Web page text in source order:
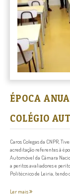
ÉPOCA
COLÉGIO
Caros Colegas da CNPR,
acreditação referentes à
Automóvel da Câmara
a peritos avaliadores e
Politécnico de Leiria, tendo
Ler mais